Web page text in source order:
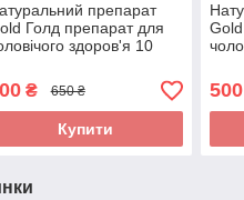
препарат
Голд препарат для
здоров'я 10
₴ 650 ₴
Купити
500